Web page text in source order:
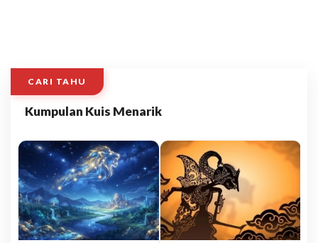
CARI TAHU
Kumpulan Kuis Menarik